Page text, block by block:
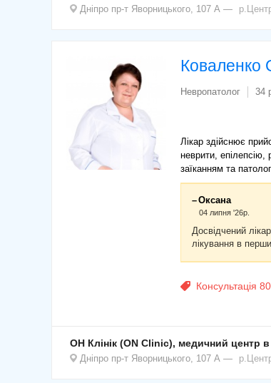
Дніпро пр-т Яворницького, 107 А
Коваленко
Невропатолог 34
Лікар здійснює
неврити, епілепсію,
заїканням та
Оксана
04 липня '26р.
Досвідчений
лікування в
Консультація
ОН Клінік (ON Clinic), медичний центр в
Дніпро пр-т Яворницького, 107 А